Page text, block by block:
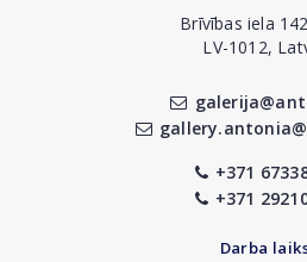
Brīvības iela
LV-1012,
+371
+371
Darba